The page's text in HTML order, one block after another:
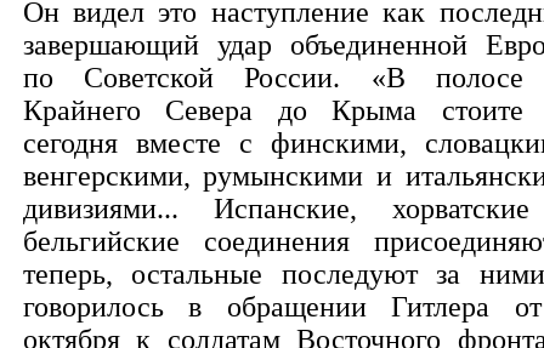
Он видел это наступление как
завершающий удар объединенной
по Советской России. «В полосе
Крайнего Севера до Крыма стоите
сегодня вместе с финскими,
венгерскими, румынскими и
дивизиями... Испанские,
бельгийские соединения
теперь, остальные последуют за
говорилось в обращении Гитлера
октября к солдатам Восточного